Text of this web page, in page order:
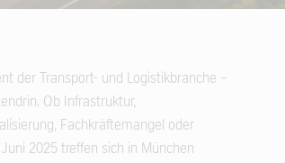
der Transport- und Logistikbranche –
Ob Infrastruktur,
Fachkräftemangel oder
2025 treffen sich in München